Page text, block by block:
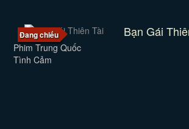
Đang chiếu Bạn Gái
Phim Trung Quốc
Tình Cảm